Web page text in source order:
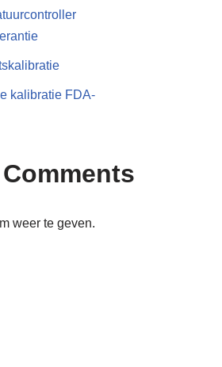
kalibratie FDA-
weer te geven.